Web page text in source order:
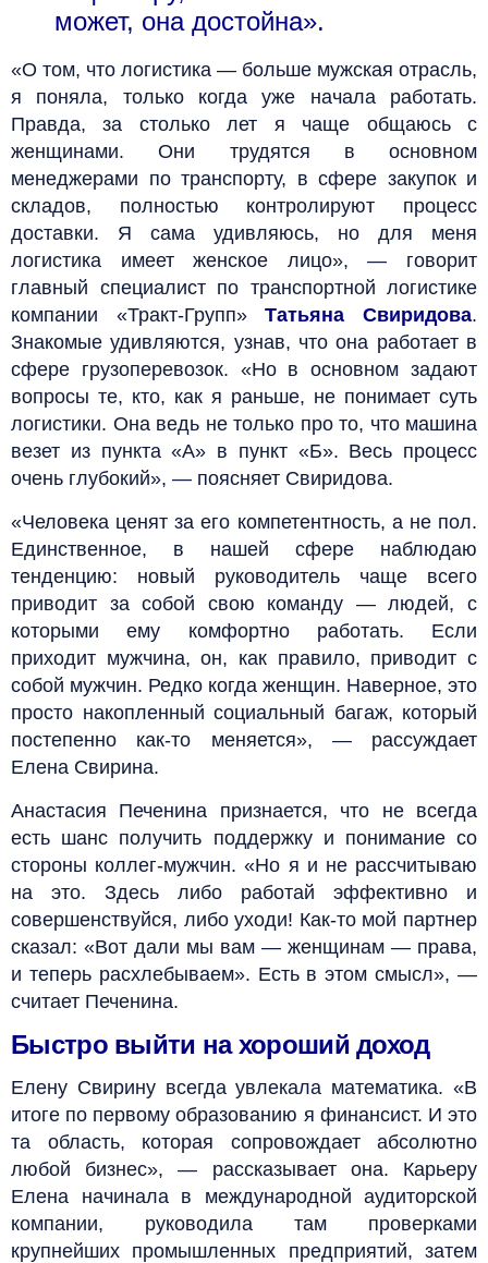
может, она достойна».
«О том, что логистика — больше мужская отрасль,
я поняла, только когда уже начала работать.
Правда, за столько лет я чаще общаюсь с
женщинами. Они трудятся в основном
менеджерами по транспорту, в сфере закупок и
складов, полностью контролируют процесс
доставки. Я сама удивляюсь, но для меня
логистика имеет женское лицо», — говорит
главный специалист по транспортной логистике
компании «Тракт-Групп»Татьяна Свиридова.
Знакомые удивляются, узнав, что она работает в
сфере грузоперевозок. «Но в основном задают
вопросы те, кто, как я раньше, не понимает суть
логистики. Она ведь не только про то, что машина
везет из пункта «А» в пункт «Б». Весь процесс
очень глубокий», — поясняет Свиридова.
«Человека ценят за его компетентность, а не пол.
Единственное, в нашей сфере наблюдаю
тенденцию: новый руководитель чаще всего
приводит за собой свою команду — людей, с
которыми ему комфортно работать. Если
приходит мужчина, он, как правило, приводит с
собой мужчин. Редко когда женщин. Наверное, это
просто накопленный социальный багаж, который
постепенно как-то меняется», — рассуждает
Елена Свирина.
Анастасия Печенина признается, что не всегда
есть шанс получить поддержку и понимание со
стороны коллег-мужчин. «Но я и не рассчитываю
на это. Здесь либо работай эффективно и
совершенствуйся, либо уходи! Как-то мой партнер
сказал: «Вот дали мы вам — женщинам — права,
и теперь расхлебываем». Есть в этом смысл», —
считает Печенина.
Быстро выйти на хороший доход
Елену Свирину всегда увлекала математика. «В
итоге по первому образованию я финансист. И это
та область, которая сопровождает абсолютно
любой бизнес», — рассказывает она. Карьеру
Елена начинала в международной аудиторской
компании, руководила там проверками
крупнейших промышленных предприятий, затем